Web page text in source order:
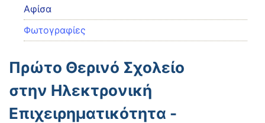
Αφίσα
Φωτογραφίες
Πρώτο Θερινό Σχολείο
στην Ηλεκτρονική
Επιχειρηματικότητα -